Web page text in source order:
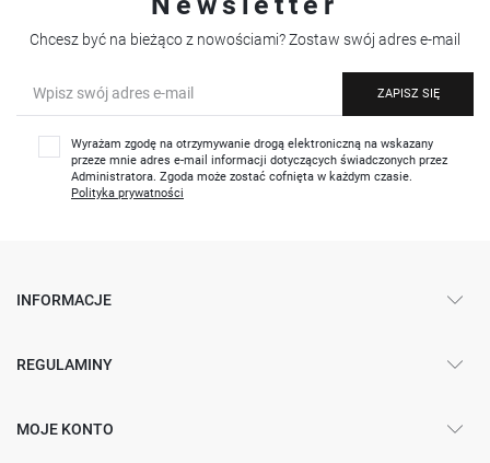
Chcesz być na bieżąco z nowościami? Zostaw swój adres e-mail
ZAPISZ SIĘ
Wyrażam zgodę na otrzymywanie drogą elektroniczną na wskazany
przeze mnie adres e-mail informacji dotyczących świadczonych przez
Administratora. Zgoda może zostać cofnięta w każdym czasie.
Polityka prywatności
INFORMACJE
REGULAMINY
MOJE KONTO